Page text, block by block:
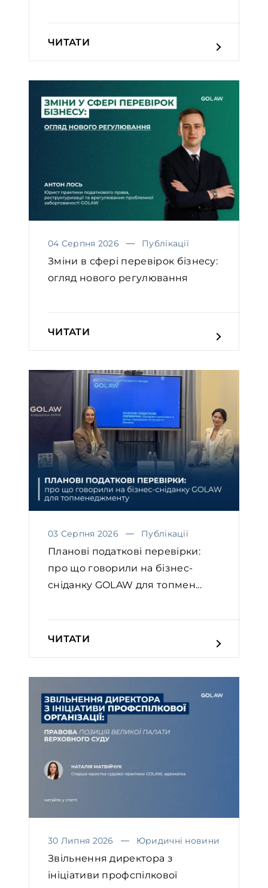
ЧИТАТИ
04 Серпня 2026 Публікації
Зміни в сфері перевірок бізнесу:
огляд нового регулювання
ЧИТАТИ
03 Серпня 2026 Публікації
Планові податкові перевірки:
про що говорили на бізнес-
сніданку GOLAW для топмен...
ЧИТАТИ
30 Липня 2026 Юридичні новини
Звільнення директора з
ініціативи профспілкової